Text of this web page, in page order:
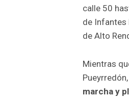
calle 50
de Infantes
de Alto
Mientras
marcha y